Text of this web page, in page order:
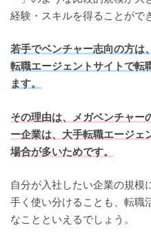
経験・スキルを得ることがで
若手でベンチャー志向の方は
転職エージェントサイトで転
ます。
その理由は、メガベンチャー
ー企業は、大手転職エージェ
場合が多いためです。
自分が入社したい企業の規模
手く使い分けることも、転職
なことといえるでしょう。